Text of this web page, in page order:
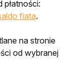
fiata.
na stronie
od wybranej